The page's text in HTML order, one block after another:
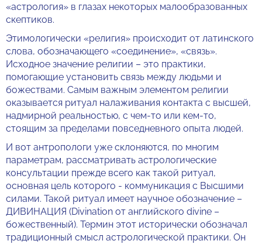
«астрология» в глазах некоторых малообразованных
скептиков.
Этимологически «религия» происходит от латинского
слова, обозначающего «соединение», «связь».
Исходное значение религии – это практики,
помогающие установить связь между людьми и
божествами. Самым важным элементом религии
оказывается ритуал налаживания контакта с высшей,
надмирной реальностью, с чем-то или кем-то,
стоящим за пределами повседневного опыта людей.
И вот антропологи уже склоняются, по многим
параметрам, рассматривать астрологические
консультации прежде всего как такой ритуал,
основная цель которого - коммуникация с Высшими
силами. Такой ритуал имеет научное обозначение –
ДИВИНАЦИЯ (Divination от английского divine –
божественный). Термин этот исторически обозначал
традиционный смысл астрологической практики. Он